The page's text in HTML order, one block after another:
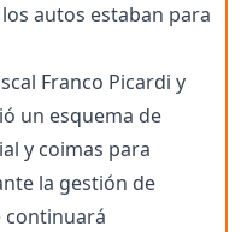
autos estaban para
Franco Picardi y
un esquema de
y coimas para
la gestión de
continuará